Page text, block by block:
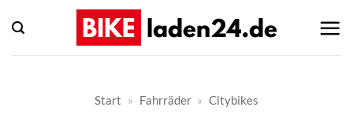
Inhalt
springen
Start » Fahrräder » Citybikes